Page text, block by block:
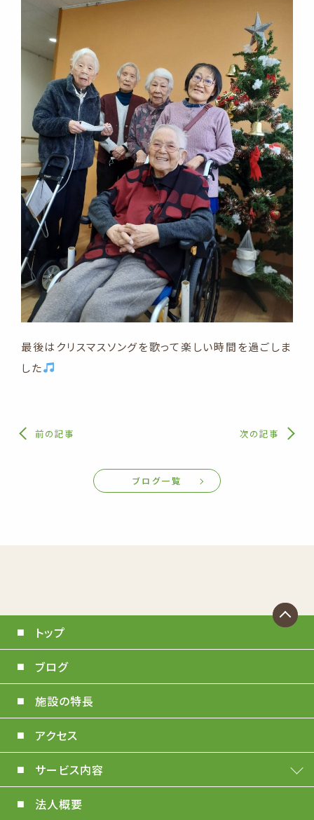
最後はクリスマスソングを歌って楽しい時間を過ごしま
した
前の記事 次の記事
ブログ一覧
トップ
ブログ
施設の特長
アクセス
サービス内容
法人概要